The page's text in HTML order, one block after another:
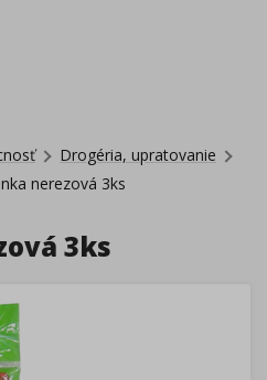
Drogéria, upratovanie
nerezová 3ks
3ks